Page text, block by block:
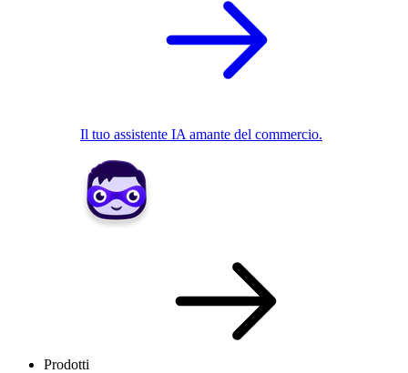
Il tuo assistente IA amante del commercio.
Prodotti